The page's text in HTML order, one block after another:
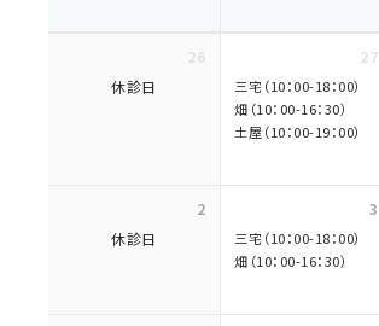
26
休診日
27
三宅（10：00-18：00）
畑（10：00-16：30）
土屋（10：00-19：00）
2
休診日
3
三宅（10：00-18：00）
畑（10：00-16：30）